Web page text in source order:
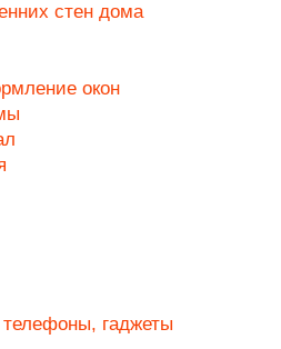
стен дома
окон
телефоны, гаджеты